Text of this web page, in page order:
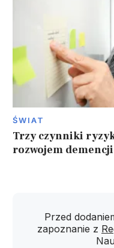
ŚWIAT
Trzy czynniki
rozwojem demencji
Przed
zapoznanie z